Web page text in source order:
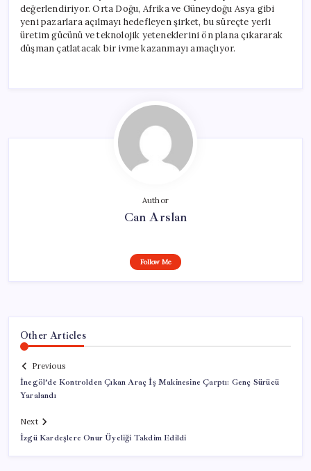
değerlendiriyor. Orta Doğu, Afrika ve Güneydoğu Asya gibi
yeni pazarlara açılmayı hedefleyen şirket, bu süreçte yerli
üretim gücünü ve teknolojik yeteneklerini ön plana çıkararak
düşman çatlatacak bir ivme kazanmayı amaçlıyor.
Author
Can Arslan
Follow Me
Other Articles
Previous
İnegöl’de Kontrolden Çıkan Araç İş Makinesine Çarptı: Genç Sürücü
Yaralandı
Next
İzgü Kardeşlere Onur Üyeliği Takdim Edildi